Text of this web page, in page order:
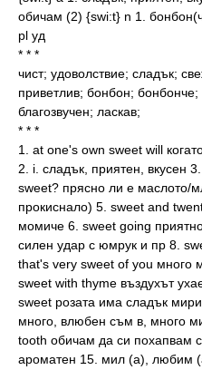
обичам (2) {swi:t} n 1.
рl уд
* * *
чист; удоволствие; сладък;
приветлив; бонбон;
благозвучен; ласкав;
* * *
1. at one's own sweet will
2. i. сладък, приятен, вкусен
sweet? прясно ли е маслото/
прокиснало) 5. sweet and
момиче 6. sweet going
силен удар с юмрук и пр 8.
that's very sweet of you много
sweet with thyme въздухът
sweet розата има сладък
много, влюбен съм в, много
tooth обичам да си похапвам
ароматен 15. мил (а), любим